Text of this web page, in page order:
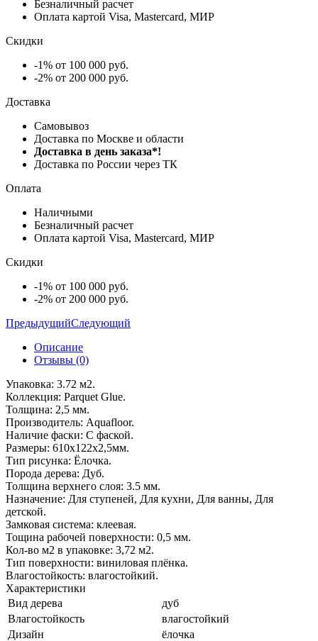
Безналичный расчет
Оплата картой Visa, Mastercard, МИР
Скидки
-1% от 100 000 руб.
-2% от 200 000 руб.
Доставка
Самовывоз
Доставка по Москве и области
Доставка в день заказа*!
Доставка по России через ТК
Оплата
Наличными
Безналичный расчет
Оплата картой Visa, Mastercard, МИР
Скидки
-1% от 100 000 руб.
-2% от 200 000 руб.
ПредыдущийСледующий
Описание
Отзывы (0)
Упаковка: 3.72 м2.
Коллекция: Parquet Glue.
Толщина: 2,5 мм.
Производитель: Aquafloor.
Наличие фаски: С фаской.
Размеры: 610x122x2,5мм.
Тип рисунка: Ёлочка.
Порода дерева: Дуб.
Толщина верхнего слоя: 3.5 мм.
Назначение: Для ступеней, Для кухни, Для ванны, Для
детской.
Замковая система: клеевая.
Тощина рабочей поверхности: 0,5 мм.
Кол-во м2 в упаковке: 3,72 м2.
Тип поверхности: виниловая плёнка.
Влагостойкость: влагостойкий.
Характеристики
Вид дерева
дуб
Влагостойкость
влагостойкий
Дизайн
ёлочка